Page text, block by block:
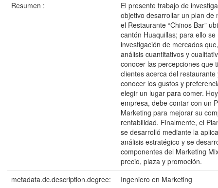
Resumen :
El presente trabajo de
objetivo desarrollar un plan de
el Restaurante “Chinos Bar”
cantón Huaquillas; para ello
investigación de mercados
análisis cuantitativos y
conocer las percepciones que
clientes acerca del
conocer los gustos y
elegir un lugar para comer.
empresa, debe contar con un
Marketing para mejorar su
rentabilidad. Finalmente, el
se desarrolló mediante la
análisis estratégico y se
componentes del Marketing
precio, plaza y promoción.
metadata.dc.description.degree:
Ingeniero en Marketing